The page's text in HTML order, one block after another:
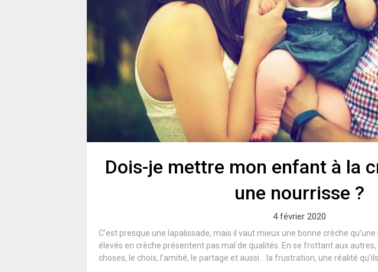
Dois-je mettre mon enfant à la
une nourrisse ?
4 février 2020
C’est presque une lapalissade, mais il vaut mieux une bonne crèche
élevés en crèche présentent pas mal de qualités. En se frottant aux
choses, le choix, l’amitié, le partage et aussi… la frustration, une réalité